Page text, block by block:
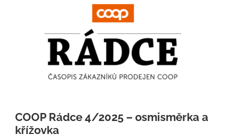
COOP Rádce 4/2025 – osmisměrka a
křížovka